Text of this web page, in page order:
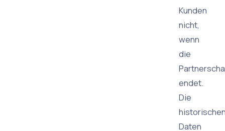
Kunden
nicht,
wenn
die
endet.
Die
Daten